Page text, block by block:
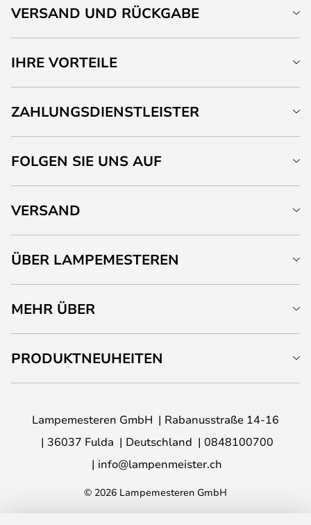
VERSAND UND RÜCKGABE
IHRE VORTEILE
ZAHLUNGSDIENSTLEISTER
FOLGEN SIE UNS AUF
VERSAND
ÜBER LAMPEMESTEREN
MEHR ÜBER
PRODUKTNEUHEITEN
Lampemesteren GmbH
Rabanusstraße 14-16
36037 Fulda
Deutschland
0848100700
info@lampenmeister.ch
© 2026 Lampemesteren GmbH